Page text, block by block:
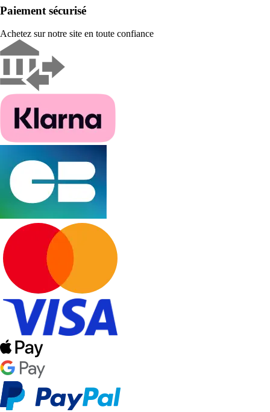
Paiement sécurisé
Achetez sur notre site en toute confiance